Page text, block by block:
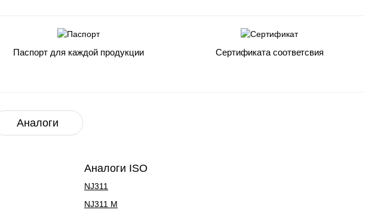
Паспорт для каждой продукции Сертификата соответсвия
Аналоги
Аналоги ISO
NJ311
NJ311 M